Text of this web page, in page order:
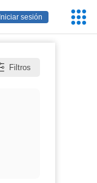
Iniciar sesión
Filtros